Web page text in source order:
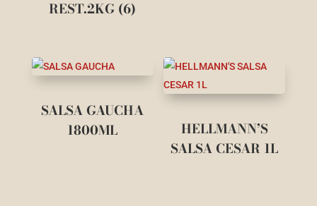
REST.2KG (6)
SALSA GAUCHA
1800ML
HELLMANN’S
SALSA CESAR 1L